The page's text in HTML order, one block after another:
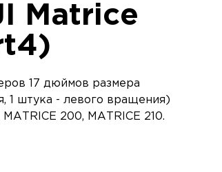
Matrice
17 дюймов размера
1 штука - левого вращения)
200, MATRICE 210.